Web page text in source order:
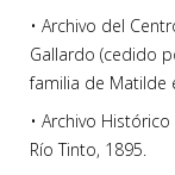
• Archivo del
Gallardo (cedido
familia de Matilde
• Archivo
Río Tinto, 1895.